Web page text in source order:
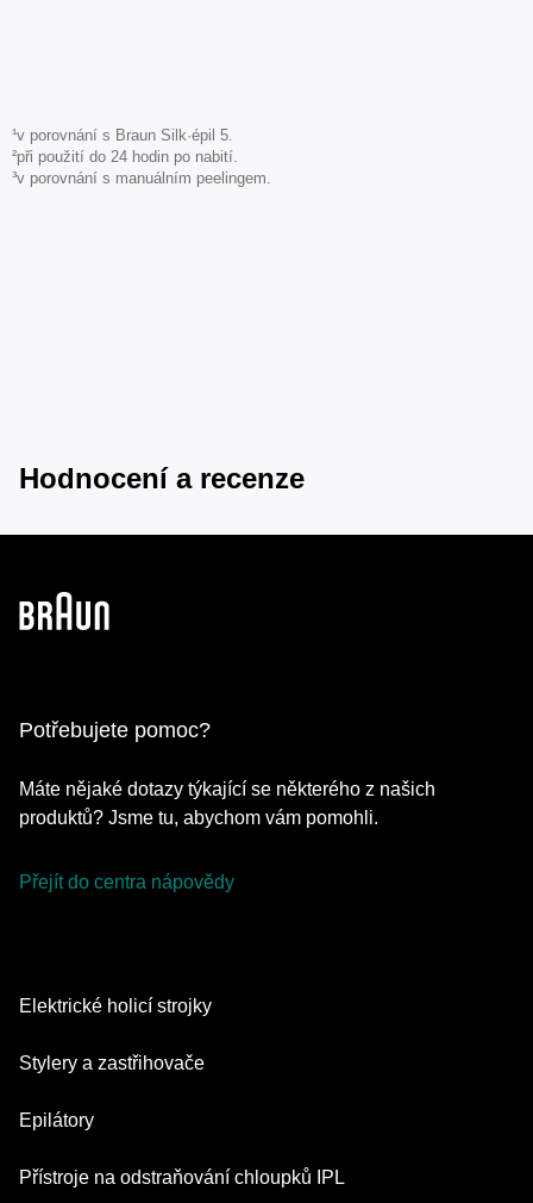
¹v porovnání s Braun Silk·épil 5.
²při použití do 24 hodin po nabití.
³v porovnání s manuálním peelingem.
Hodnocení a recenze
Potřebujete pomoc?
Máte nějaké dotazy týkající se některého z našich
produktů? Jsme tu, abychom vám pomohli.
Přejít do centra nápovědy
Elektrické holicí strojky
Series 9 Pro
Series 3
Stylery a zastřihovače
Zastřihovače vousů
Epilátory
Silk·épil SkinSpa
Přístroje na odstraňování chloupků IPL